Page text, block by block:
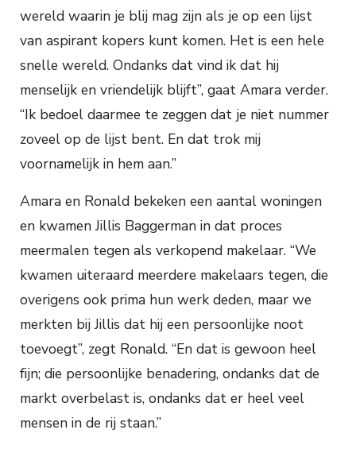
wereld waarin je blij mag zijn als je op een lijst
van aspirant kopers kunt komen. Het is een hele
snelle wereld. Ondanks dat vind ik dat hij
menselijk en vriendelijk blijft”, gaat Amara verder.
“Ik bedoel daarmee te zeggen dat je niet nummer
zoveel op de lijst bent. En dat trok mij
voornamelijk in hem aan.”
Amara en Ronald bekeken een aantal woningen
en kwamen Jillis Baggerman in dat proces
meermalen tegen als verkopend makelaar. “We
kwamen uiteraard meerdere makelaars tegen, die
overigens ook prima hun werk deden, maar we
merkten bij Jillis dat hij een persoonlijke noot
toevoegt”, zegt Ronald. “En dat is gewoon heel
fijn; die persoonlijke benadering, ondanks dat de
markt overbelast is, ondanks dat er heel veel
mensen in de rij staan.”